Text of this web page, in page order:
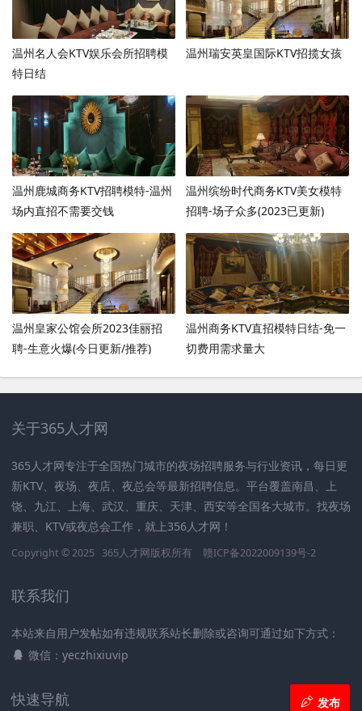
温州名人会KTV娱乐会所招聘模
特日结
温州瑞安英皇国际KTV招揽女孩
温州鹿城商务KTV招聘模特-温州
场内直招不需要交钱
温州缤纷时代商务KTV美女模特
招聘-场子众多(2023已更新)
温州皇家公馆会所2023佳丽招
聘-生意火爆(今日更新/推荐)
温州商务KTV直招模特日结-免一
切费用需求量大
关于365人才网
365人才网专注于全国热门城市的夜场招聘服务与行业资讯，每日更
新KTV、夜场、夜店、夜总会等最新招聘信息。平台覆盖南昌、上
饶、九江、上海、武汉、重庆、天津、西安等全国各大城市。找夜场
兼职、KTV或夜总会工作，就上356人才网！
Copyright © 2025 365人才网版权所有 赣ICP备2022009139号-2
联系我们
本站来自用户发帖如有违规联系站长删除或咨询可通过如下方式：
微信：yeczhixiuvip
快速导航 发布